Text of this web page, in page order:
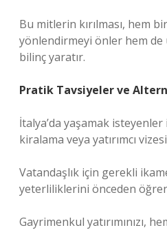
Bu mitlerin kırılması, hem
yönlendirmeyi önler hem
bilinç yaratır.
Pratik Tavsiyeler ve
İtalya’da yaşamak
kiralama veya yatırımcı
Vatandaşlık için gerekli
yeterliliklerini önceden
Gayrimenkul yatırımınızı,